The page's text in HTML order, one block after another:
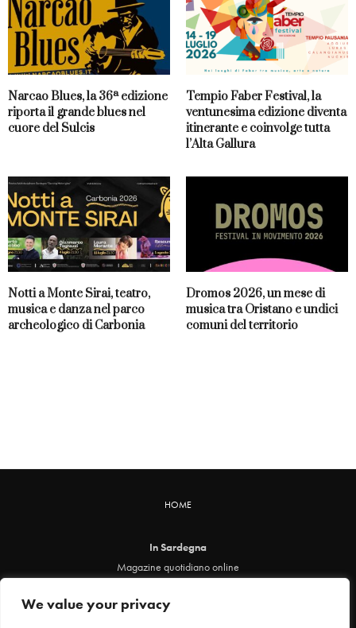
We value your privacy
Narcao Blues, la 36ª edizione
riporta il grande blues nel
cuore del Sulcis
Tempio Faber Festival, la
ventunesima edizione diventa
itinerante e coinvolge tutta
l’Alta Gallura
Notti a Monte Sirai, teatro,
musica e danza nel parco
archeologico di Carbonia
Dromos 2026, un mese di
musica tra Oristano e undici
comuni del territorio
HOME
In Sardegna
Magazine quotidiano online
Direttore responsabile ed editore: Claudia Marin